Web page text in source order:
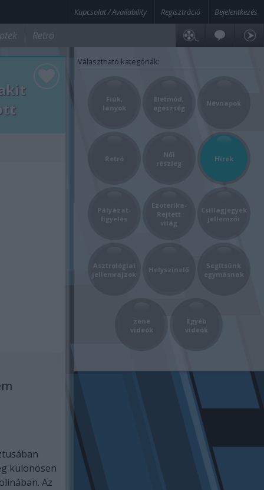
Kapcsolat / Availability Regisztráció Bejelentkezés
Retró
Választható kategóriák:
Fiúk,
lányok
Életmód,
egészség
Névnapok
Retró
Női
részleg
Hírek
Pályázat-
figyelés
Ezoterika-
Rejtett
világ
Csillagjegyek
jellemzői
Asztrológiai
jellemrajzok
Helyszínelő
Segítsünk
egymásnak
zene
videók
Egyéb
videók
különösen
Az